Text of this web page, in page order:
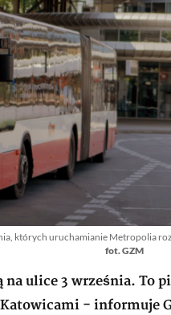
których uruchamianie Metropolia
fot. GZM
ulice 3 września. To
- informuje